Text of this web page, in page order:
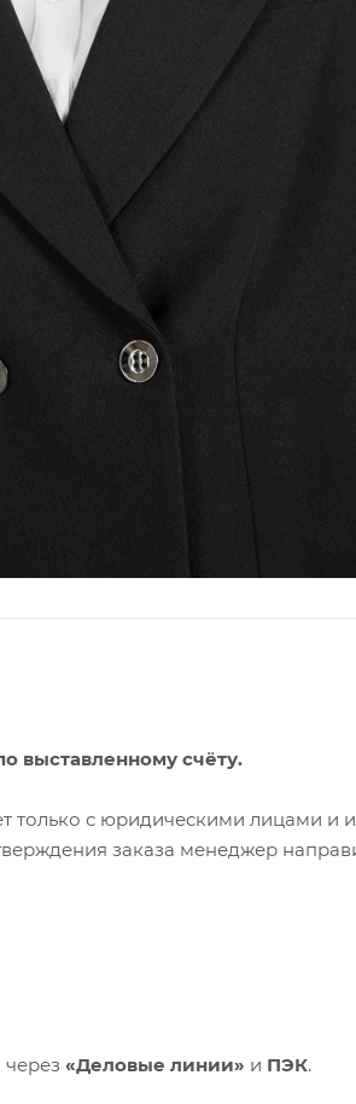
выставленному счёту.
только с юридическими лицами
заказа менеджер
«Деловые линии» и ПЭК.